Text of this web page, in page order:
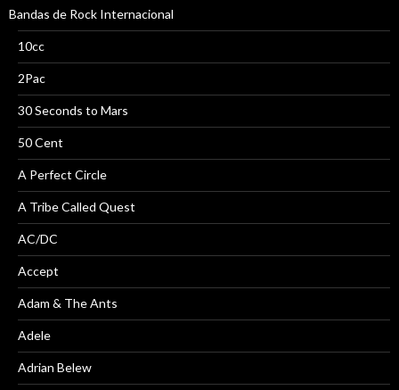
Bandas de Rock Internacional
10cc
2Pac
30 Seconds to Mars
50 Cent
A Perfect Circle
A Tribe Called Quest
AC/DC
Accept
Adam & The Ants
Adele
Adrian Belew